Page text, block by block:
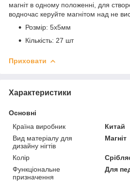
магніт в одному положенні, для
водночас керуйте магнітом над не
Розмір: 5х5мм
Кількість: 27 шт
Приховати
Характеристики
Основні
Країна виробник
Китай
Вид матеріалу для
дизайну нігтів
Магніт
Колір
Функціональне
призначення
Для